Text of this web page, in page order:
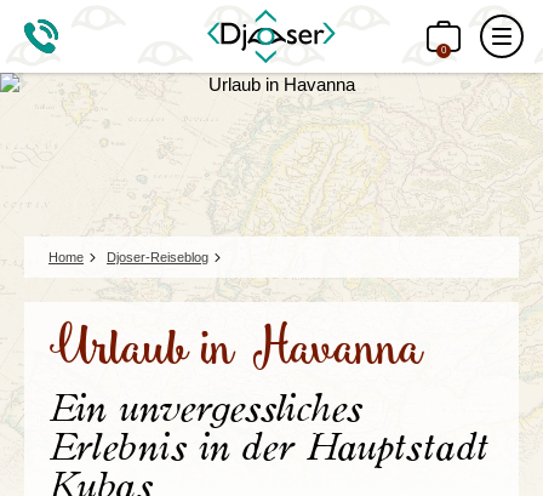
0
Home Djoser-Reiseblog
Urlaub in Havanna
Ein unvergessliches
Erlebnis in der Hauptstadt
Kubas